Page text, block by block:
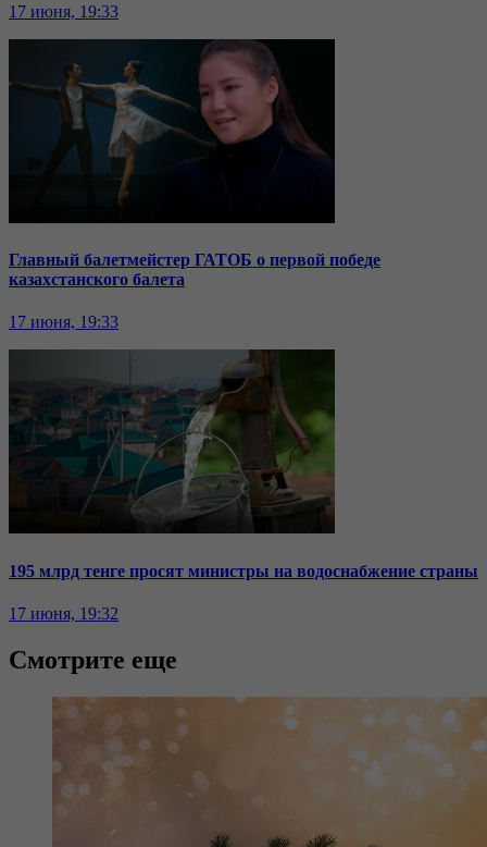
17 июня, 19:33
Главный балетмейстер ГАТОБ о первой победе
казахстанского балета
17 июня, 19:33
195 млрд тенге просят министры на водоснабжение страны
17 июня, 19:32
Смотрите еще